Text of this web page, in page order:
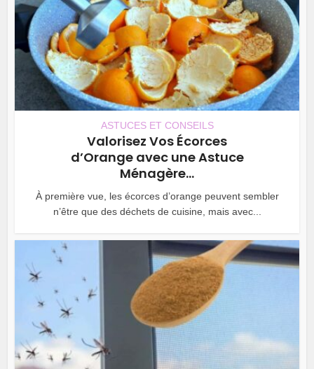
ASTUCES ET CONSEILS
Valorisez Vos Écorces
d’Orange avec une Astuce
Ménagère...
À première vue, les écorces d’orange peuvent sembler
n’être que des déchets de cuisine, mais avec...